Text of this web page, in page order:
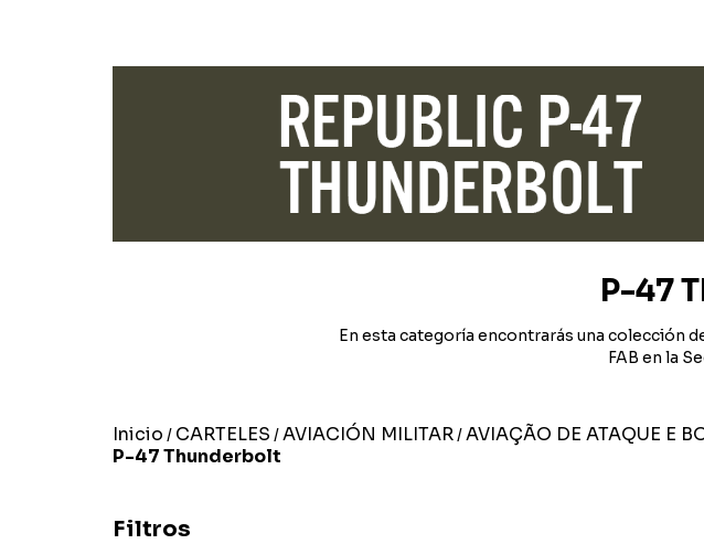
P-47
En esta categoría encontrarás una colección
FAB en la
Inicio / CARTELES /AVIACIÓN MILITAR/AVIAÇÃO DE ATAQUE E
P-47 Thunderbolt
Filtros